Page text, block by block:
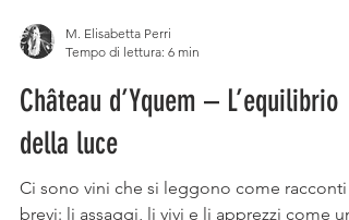
M. Elisabetta Perri
Tempo di lettura: 6 min
Château d’Yquem – L’equilibrio